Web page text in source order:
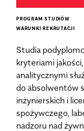
PROGRAM STUDIÓW
WARUNKI REKRUTACJI
Studia
kryteriami
analitycznymi
do absolwentów
inżynierskich i
spożywczego,
nadzoru nad